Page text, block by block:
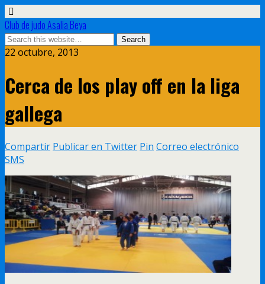
Club de judo Asalia Beya
22 octubre, 2013
Cerca de los play off en la liga
gallega
Compartir Publicar en Twitter Pin Correo electrónico
SMS